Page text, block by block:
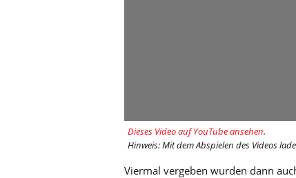
Dieses Video auf YouTube ansehen.
Hinweis: Mit dem Abspielen des Videos
Viermal vergeben wurden dann